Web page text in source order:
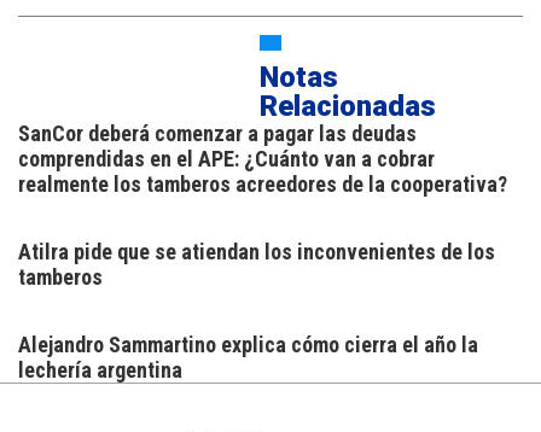
Notas
Relacionadas
SanCor deberá comenzar a pagar las deudas
comprendidas en el APE: ¿Cuánto van a cobrar
realmente los tamberos acreedores de la cooperativa?
Atilra pide que se atiendan los inconvenientes de los
tamberos
Alejandro Sammartino explica cómo cierra el año la
lechería argentina